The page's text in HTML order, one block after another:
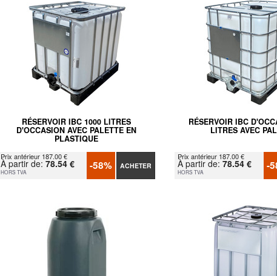
RÉSERVOIR IBC 1000 LITRES
D'OCCASION AVEC PALETTE EN
PLASTIQUE
Prix antérieur 187.00 €
À partir de:78.54 €
HORS TVA -58% ACHETER
RÉSERVOIR IBC
LITRES AVEC
Prix antérieur 187.00 €
À partir de:78.54 €
HORS TVA -